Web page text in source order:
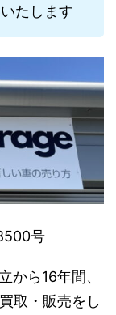
たします
号
から16年間、
取・販売をし